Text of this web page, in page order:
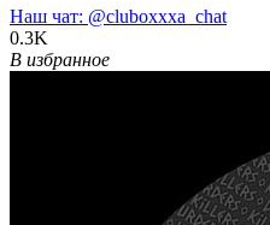
Наш чат: @cluboxxxa_chat
0.3K
В избранное